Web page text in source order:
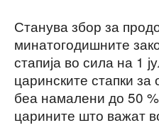
Станува збор за
минатогодишните
стапија во сила на 1
царинските стапки
беа намалени до 50
царините што важат